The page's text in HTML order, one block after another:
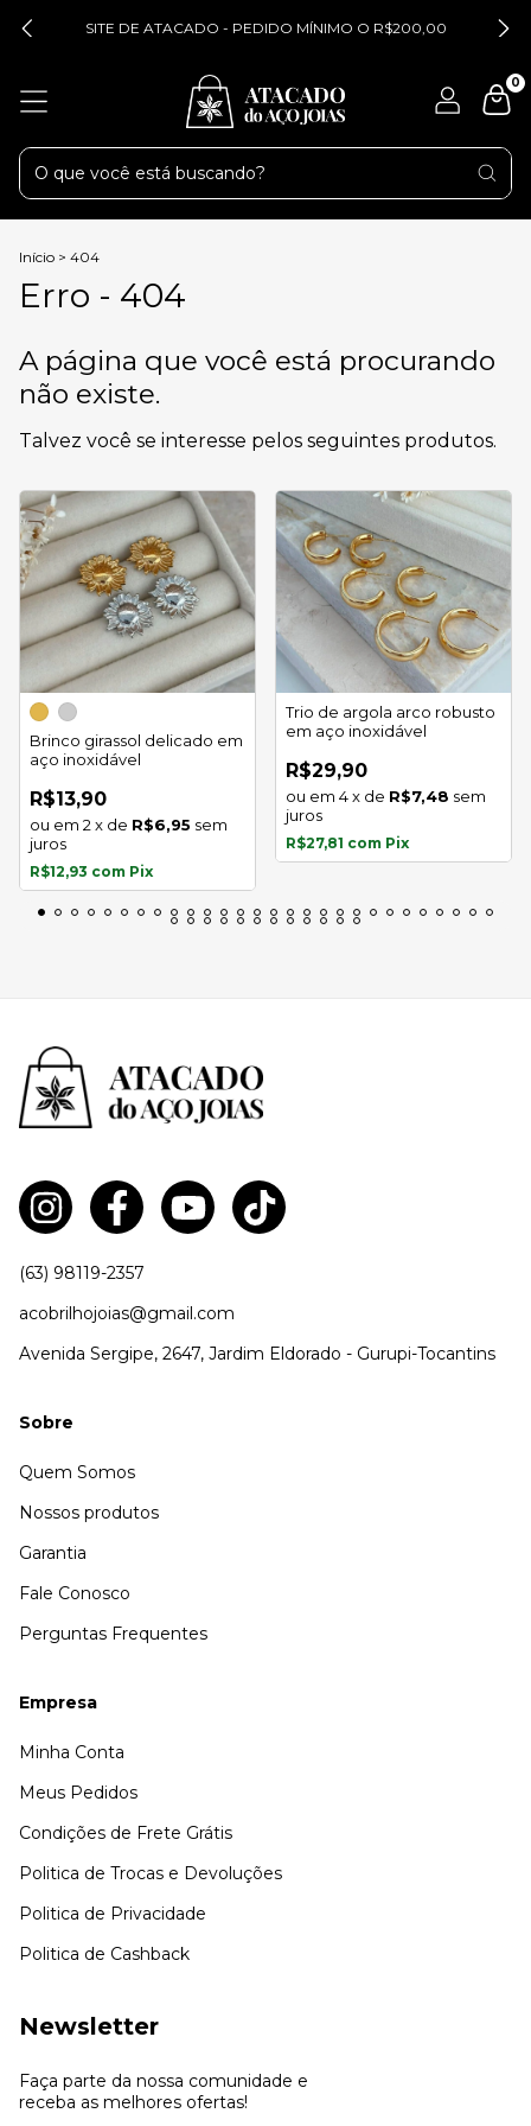
SITE DE ATACADO - PEDIDO MÍNIMO O R$200,00
0
Início > 404
Erro - 404
A página que você está procurando
não existe.
Talvez você se interesse pelos seguintes produtos.
Brinco girassol delicado em
aço inoxidável
R$13,90
2 x de R$6,95 sem
juros
R$12,93 com Pix
Trio de argola arco robusto
em aço inoxidável
R$29,90
4x de R$7,48 sem
juros
R$27,81 com Pix
(63) 98119-2357
acobrilhojoias@gmail.com
Avenida Sergipe, 2647, Jardim Eldorado - Gurupi-Tocantins
Sobre
Quem Somos
Nossos produtos
Garantia
Fale Conosco
Perguntas Frequentes
Empresa
Minha Conta
Meus Pedidos
Condições de Frete Grátis
Politica de Trocas e Devoluções
Politica de Privacidade
Politica de Cashback
Newsletter
Faça parte da nossa comunidade e
receba as melhores ofertas!